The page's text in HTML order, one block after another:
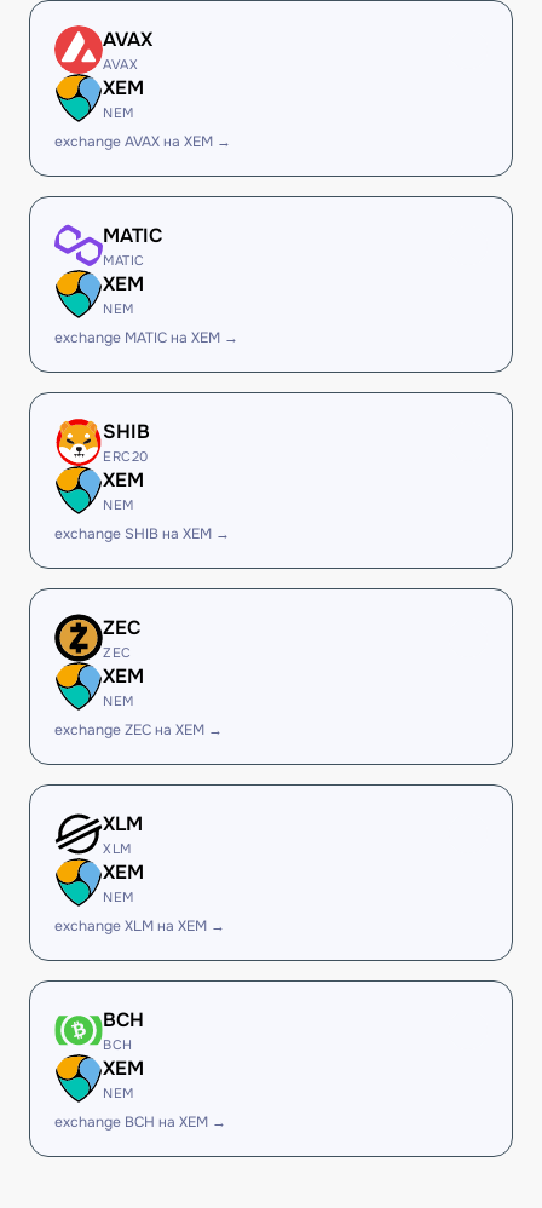
AVAX
AVAX
XEM
NEM
exchange AVAX на XEM →
MATIC
MATIC
XEM
NEM
exchange MATIC на XEM →
SHIB
ERC20
XEM
NEM
exchange SHIB на XEM →
ZEC
ZEC
XEM
NEM
exchange ZEC на XEM →
XLM
XLM
XEM
NEM
exchange XLM на XEM →
BCH
BCH
XEM
NEM
exchange BCH на XEM →